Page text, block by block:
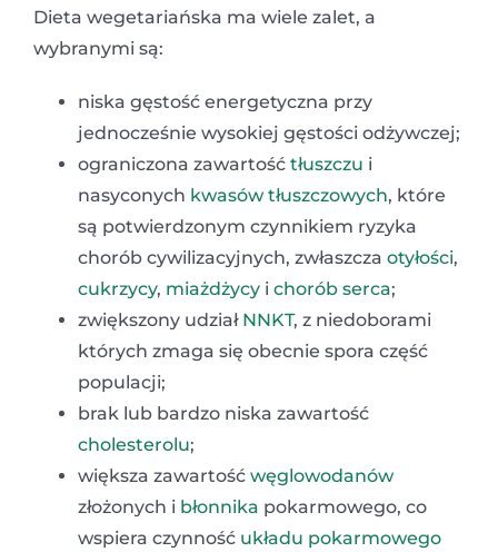
Dieta wegetariańska ma wiele zalet, a
wybranymi są:
niska gęstość energetyczna przy
jednocześnie wysokiej gęstości odżywczej;
ograniczona zawartość tłuszczu i
nasyconych kwasów tłuszczowych, które
są potwierdzonym czynnikiem ryzyka
chorób cywilizacyjnych, zwłaszcza otyłości,
cukrzycy, miażdżycy i chorób serca;
zwiększony udział NNKT, z niedoborami
których zmaga się obecnie spora część
populacji;
brak lub bardzo niska zawartość
cholesterolu;
większa zawartość węglowodanów
złożonych i błonnika pokarmowego, co
wspiera czynność układu pokarmowego